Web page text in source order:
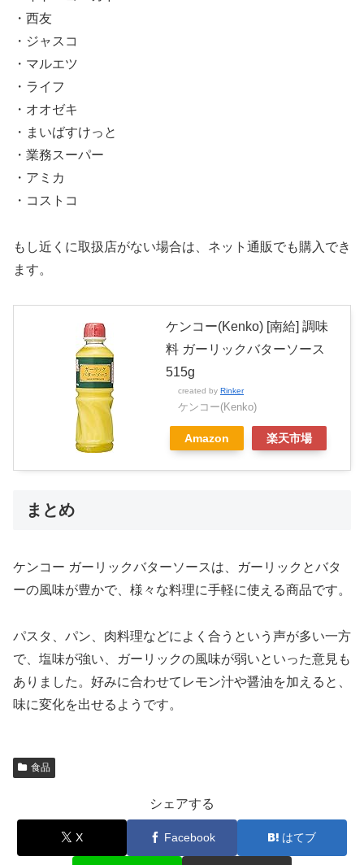
・西友
・ジャスコ
・マルエツ
・ライフ
・オオゼキ
・まいばすけっと
・業務スーパー
・アミカ
・コストコ
もし近くに取扱店がない場合は、ネット通販でも購入でき
ます。
ケンコー(Kenko) [南給] 調味
料 ガーリックバターソース
515g
created by Rinker
ケンコー(Kenko)
Amazon 楽天市場
まとめ
ケンコー ガーリックバターソースは、ガーリックとバタ
ーの風味が豊かで、様々な料理に手軽に使える商品です。
パスタ、パン、肉料理などによく合うという声が多い一方
で、塩味が強い、ガーリックの風味が弱いといった意見も
ありました。好みに合わせてレモン汁や醤油を加えると、
味に変化を出せるようです。
食品
シェアする
X Facebook はてブ